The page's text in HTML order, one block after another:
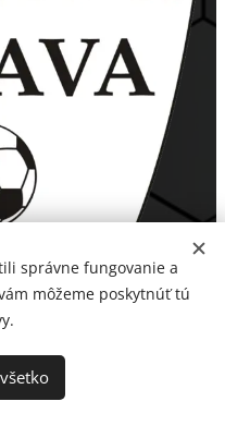
správne fungovanie a
môžeme poskytnúť tú